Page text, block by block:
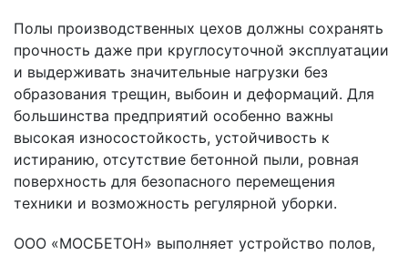
Полы производственных цехов должны сохранять
прочность даже при круглосуточной эксплуатации
и выдерживать значительные нагрузки без
образования трещин, выбоин и деформаций. Для
большинства предприятий особенно важны
высокая износостойкость, устойчивость к
истиранию, отсутствие бетонной пыли, ровная
поверхность для безопасного перемещения
техники и возможность регулярной уборки.
ООО «МОСБЕТОН» выполняет устройство полов,